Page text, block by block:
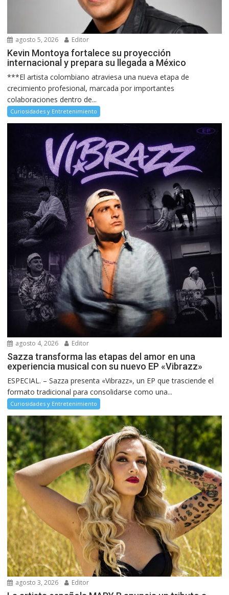
agosto 5, 2026 Editor
Kevin Montoya fortalece su proyección
internacional y prepara su llegada a México
***El artista colombiano atraviesa una nueva etapa de
crecimiento profesional, marcada por importantes
colaboraciones dentro de...
Curiosidades y Entretenimiento
agosto 4, 2026 Editor
Sazza transforma las etapas del amor en una
experiencia musical con su nuevo EP «Vibrazz»
ESPECIAL. – Sazza presenta «Vibrazz», un EP que trasciende el
formato tradicional para consolidarse como una...
Curiosidades y Entretenimiento
agosto 3, 2026 Editor